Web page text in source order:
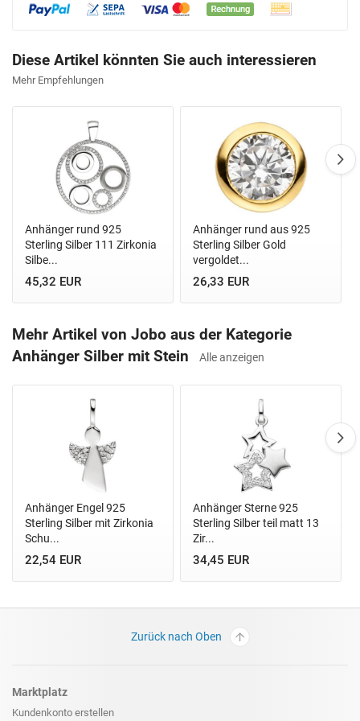
Diese Artikel könnten Sie auch interessieren
Mehr Empfehlungen
Anhänger rund 925
Sterling Silber 111 Zirkonia
Silbe...
45,32 EUR
Anhänger rund aus 925
Sterling Silber Gold
vergoldet...
26,33 EUR
Mehr Artikel von Jobo aus der Kategorie
Anhänger Silber mit Stein
Alle anzeigen
Anhänger Engel 925
Sterling Silber mit Zirkonia
Schu...
22,54 EUR
Anhänger Sterne 925
Sterling Silber teil matt 13
Zir...
34,45 EUR
Zurück nach Oben
Marktplatz
Kundenkonto erstellen